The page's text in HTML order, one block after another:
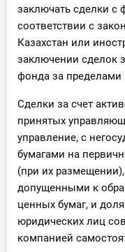
заключать сделки
соответствии с
Казахстан или
заключении сделок
фонда за пределами
Сделки за счет
принятых
управление, с
бумагами на
(при их
допущенными к
ценных бумаг, и
юридических лиц
компанией